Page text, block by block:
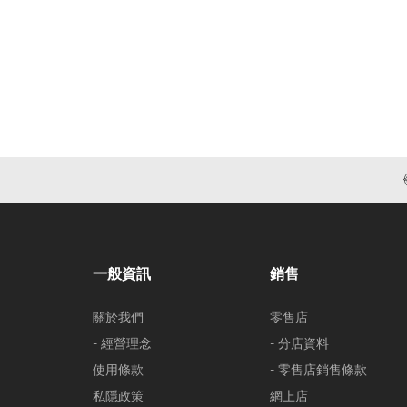
一般資訊
關於我們
- 經營理念
使用條款
私隱政策
銷售
零售店
- 分店資料
- 零售店銷售條款
網上店